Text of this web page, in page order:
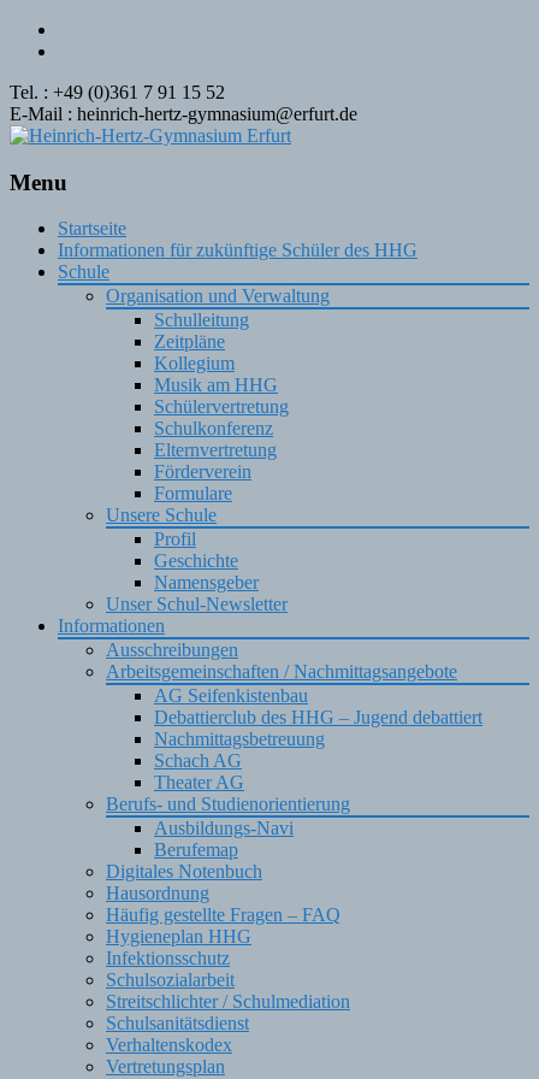
Tel. : +49 (0)361 7 91 15 52
E-Mail : heinrich-hertz-gymnasium@erfurt.de
Menu
Skip
content
Startseite
Informationen für zukünftige Schüler des HHG
Schule
Organisation und Verwaltung
Schulleitung
Zeitpläne
Kollegium
Musik am HHG
Schülervertretung
Schulkonferenz
Elternvertretung
Förderverein
Formulare
Unsere Schule
Profil
Geschichte
Namensgeber
Unser Schul-Newsletter
Informationen
Ausschreibungen
Arbeitsgemeinschaften / Nachmittagsangebote
AG Seifenkistenbau
Debattierclub des HHG – Jugend debattiert
Nachmittagsbetreuung
Schach AG
Theater AG
Berufs- und Studienorientierung
Ausbildungs-Navi
Berufemap
Digitales Notenbuch
Hausordnung
Häufig gestellte Fragen – FAQ
Hygieneplan HHG
Infektionsschutz
Schulsozialarbeit
Streitschlichter / Schulmediation
Schulsanitätsdienst
Verhaltenskodex
Vertretungsplan